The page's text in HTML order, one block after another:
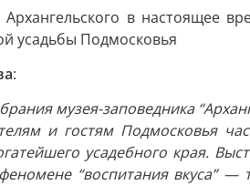
в настоящее
усадьбы Подмосковья
:
музея-заповедника
и гостям Подмосковья
усадебного края.
“воспитания вкуса”